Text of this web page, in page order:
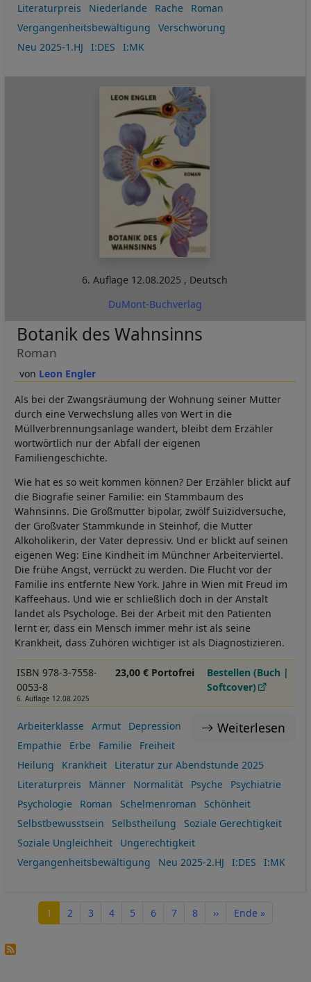
Literaturpreis
Niederlande Rache
Roman
Vergangenheitsbewältigung
Verschwörung
Neu 2025-1.HJ
I:DES I:MK
6. Auflage 12.08.2025 , Deutsch
DuMont-Buchverlag
Leon Engler
Botanik des Wahnsinns
Roman
Als bei der Zwangsräumung der Wohnung seiner Mutter
durch eine Verwechslung alles von Wert in die
Müllverbrennungsanlage wandert, bleibt dem Erzähler
wortwörtlich nur der Abfall der eigenen
Familiengeschichte.
Wie hat es so weit kommen können? Der Erzähler blickt auf
die Biografie seiner Familie: ein Stammbaum des
Wahnsinns. Die Großmutter bipolar, zwölf Suizidversuche,
der Großvater Stammkunde in Steinhof, die Mutter
Alkoholikerin, der Vater depressiv. Und er blickt auf seinen
eigenen Weg: Eine Kindheit im Münchner Arbeiterviertel.
Die frühe Angst, verrückt zu werden. Die Flucht vor der
Familie ins entfernte New York. Jahre in Wien mit Freud im
Kaffeehaus. Und wie er schließlich doch in der Anstalt
landet als Psychologe. Bei der Arbeit mit den Patienten
lernt er, dass ein Mensch immer mehr ist als seine
Krankheit, dass Zuhören wichtiger ist als Diagnostizieren.
ISBN 978-3-7558-
0053-8
6. Auflage 12.08.2025
23,00 € Portofrei
Bestellen (Buch |
Softcover)
Weiterlesen
Arbeiterklasse Armut
Depression
Empathie
Erbe Familie
Freiheit
Heilung
Krankheit
Literatur zur Abendstunde 2025
Literaturpreis
Männer Normalität Psyche
Psychiatrie
Psychologie
Roman Schelmenroman
Schönheit
Selbstbewusstsein
Selbstheilung
Soziale Gerechtigkeit
Soziale Ungleichheit
Ungerechtigkeit
Vergangenheitsbewältigung
Neu 2025-2.HJ I:DES I:MK
Seite
1 Seite
2 Seite
3 Seite
4 Seite
5 Seite
6 Seite
7 Seite
8 Nächste Seite
›› Letzte Seite
Ende »